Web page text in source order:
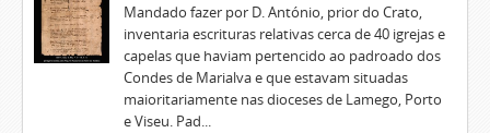
Mandado fazer por D. António, prior do Crato,
inventaria escrituras relativas cerca de 40 igrejas e
capelas que haviam pertencido ao padroado dos
Condes de Marialva e que estavam situadas
maioritariamente nas dioceses de Lamego, Porto
e Viseu. Pad...